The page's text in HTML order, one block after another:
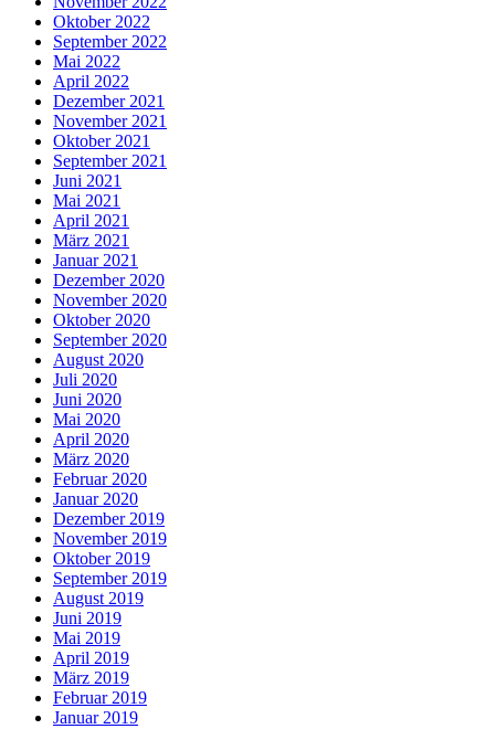
Oktober 2022
September 2022
Mai 2022
April 2022
Dezember 2021
November 2021
Oktober 2021
September 2021
Juni 2021
Mai 2021
April 2021
März 2021
Januar 2021
Dezember 2020
November 2020
Oktober 2020
September 2020
August 2020
Juli 2020
Juni 2020
Mai 2020
April 2020
März 2020
Februar 2020
Januar 2020
Dezember 2019
November 2019
Oktober 2019
September 2019
August 2019
Juni 2019
Mai 2019
April 2019
März 2019
Februar 2019
Januar 2019